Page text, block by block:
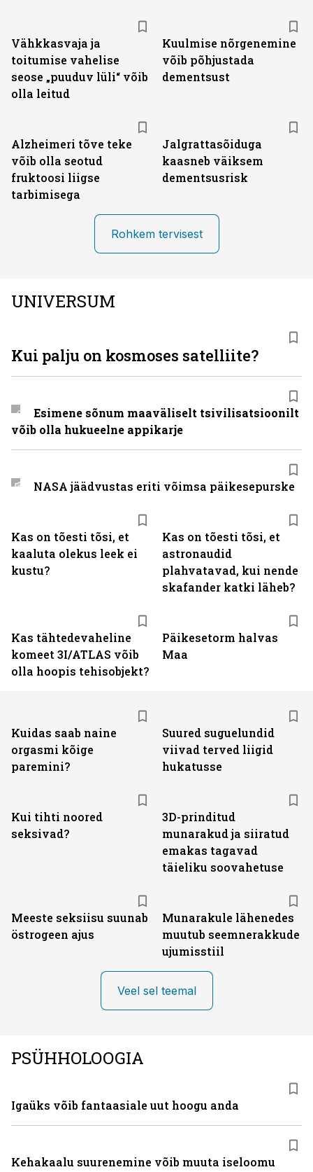
Vähkkasvaja ja
toitumise vahelise
seose „puuduv lüli“ võib
olla leitud
Kuulmise nõrgenemine
võib põhjustada
dementsust
Alzheimeri tõve teke
võib olla seotud
fruktoosi liigse
tarbimisega
Jalgrattasõiduga
kaasneb väiksem
dementsusrisk
Rohkem tervisest
UNIVERSUM
Kas on tõesti tõsi, et
kaaluta olekus leek ei
kustu?
Kas on tõesti tõsi, et
astronaudid
plahvatavad, kui nende
skafander katki läheb?
Kas tähtedevaheline
komeet 3I/ATLAS võib
olla hoopis tehisobjekt?
Päikesetorm halvas
Maa
Kui palju on kosmoses satelliite?
Esimene sõnum maaväliselt tsivilisatsioonilt
võib olla hukueelne appikarje
NASA jäädvustas eriti võimsa päikesepurske
Kuidas saab naine
orgasmi kõige
paremini?
Suured suguelundid
viivad terved liigid
hukatusse
Kui tihti noored
seksivad?
3D-prinditud
munarakud ja siiratud
emakas tagavad
täieliku soovahetuse
Meeste seksiisu suunab
östrogeen ajus
Munarakule lähenedes
muutub seemnerakkude
ujumisstiil
Veel sel teemal
PSÜHHOLOOGIA
Igaüks võib fantaasiale uut hoogu anda
Kehakaalu suurenemine võib muuta iseloomu